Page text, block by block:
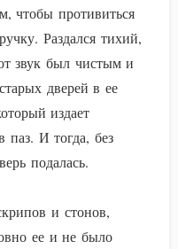
чтобы противиться
Раздался тихий,
звук был чистым и
дверей в ее
издает
паз. И тогда, без
подалась.
и стонов,
ее и не было